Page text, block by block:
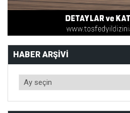
HABER ARŞIVI